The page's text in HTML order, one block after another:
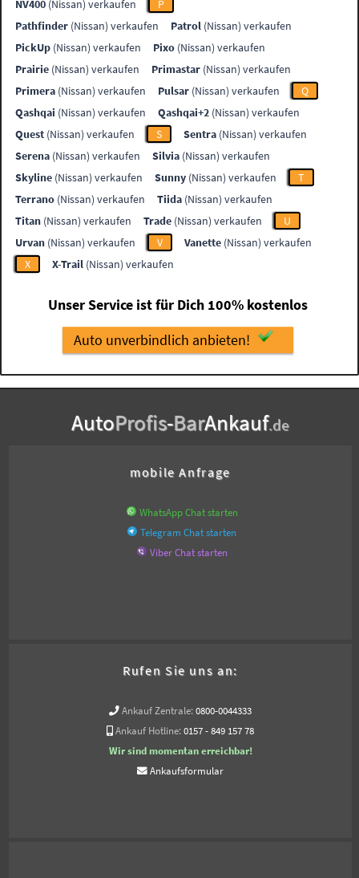
NV400 (Nissan) verkaufen
P
Pathfinder (Nissan) verkaufen Patrol (Nissan) verkaufen
PickUp (Nissan) verkaufen Pixo (Nissan) verkaufen
Prairie (Nissan) verkaufen Primastar (Nissan) verkaufen
Primera (Nissan) verkaufen Pulsar (Nissan) verkaufen
Q
Qashqai (Nissan) verkaufen Qashqai+2 (Nissan) verkaufen
Quest (Nissan) verkaufen S Sentra (Nissan) verkaufen
Serena (Nissan) verkaufen Silvia (Nissan) verkaufen
Skyline (Nissan) verkaufen Sunny (Nissan) verkaufen
T
Terrano (Nissan) verkaufen Tiida (Nissan) verkaufen
Titan (Nissan) verkaufen Trade (Nissan) verkaufen
U
Urvan (Nissan) verkaufen V Vanette (Nissan) verkaufen
X
X-Trail (Nissan) verkaufen
Unser Service ist für Dich 100% kostenlos
Auto unverbindlich anbieten!
AutoProfis-BarAnkauf.de
mobile Anfrage
WhatsApp Chat starten
Telegram Chat starten
Viber Chat starten
Rufen Sie uns an:
Ankauf Zentrale: 0800-0044333
Ankauf Hotline: 0157 - 849 157 78
Wir sind momentan erreichbar!
Ankaufsformular